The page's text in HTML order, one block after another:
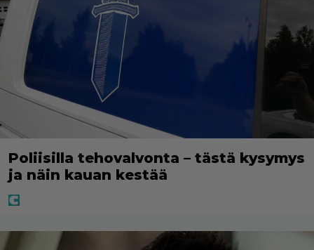
Poliisilla tehovalvonta – tästä kysymys
ja näin kauan kestää